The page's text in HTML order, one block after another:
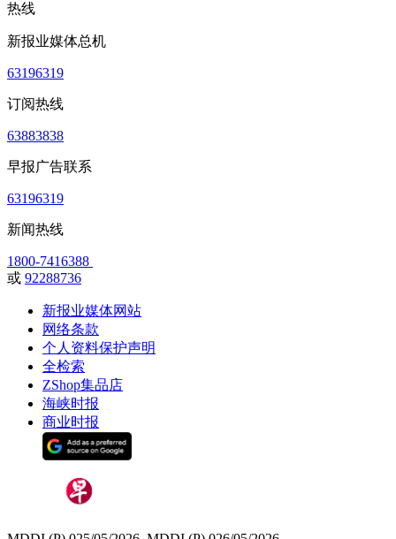
热线
新报业媒体总机
63196319
订阅热线
63883838
早报广告联系
63196319
新闻热线
1800-7416388
或 92288736
新报业媒体网站
网络条款
个人资料保护声明
全检索
ZShop集品店
海峡时报
商业时报